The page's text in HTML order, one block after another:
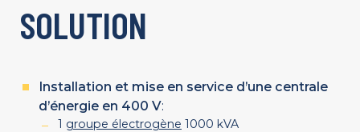
SOLUTION
Installation et mise en service d’une centrale
d’énergie en 400 V:
1 groupe électrogène 1000 kVA